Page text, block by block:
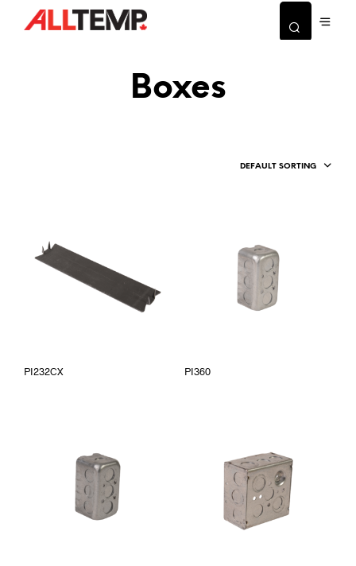
Boxes
DEFAULT SORTING
PI232CX PI360